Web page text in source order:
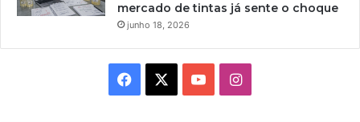
mercado de tintas já sente o choque
junho 18, 2026
Facebook YouTubeInstagram